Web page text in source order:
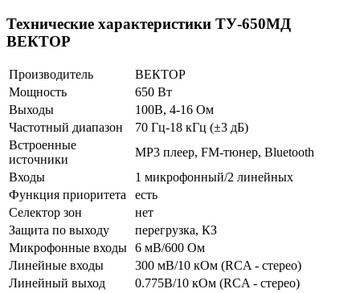
Технические характеристики ТУ-650МД
ВЕКТОР
Производитель
ВЕКТОР
Мощность
650 Вт
Выходы
100В, 4-16 Ом
Частотный диапазон
70 Гц-18 кГц (±3 дБ)
Встроенные
источники
MP3 плеер, FM-тюнер, Bluetooth
Входы
1 микрофонный/2 линейных
Функция приоритета
есть
Селектор зон
нет
Защита по выходу
перегрузка, КЗ
Микрофонные входы 6 мВ/600 Ом
Линейные входы
300 мВ/10 кОм (RCA - стерео)
Линейный выход
0.775В/10 кОм (RCA - стерео)